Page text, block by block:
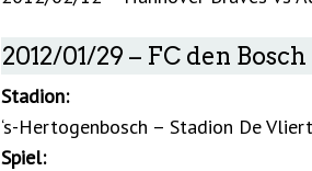
2012/01/29 – FC den
Stadion:
‘s-Hertogenbosch – Stadion De Vliert
Spiel: